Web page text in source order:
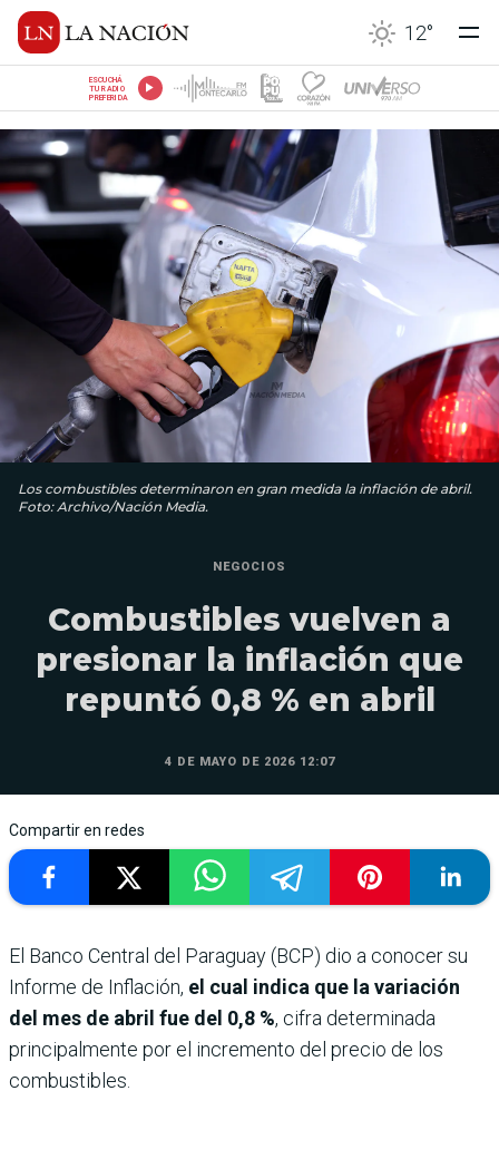
12°
ESCUCHÁ
TU RADIO
PREFERIDA
Los combustibles determinaron en gran medida la inflación de abril.
Foto: Archivo/Nación Media.
NEGOCIOS
Combustibles vuelven a
presionar la inflación que
repuntó 0,8 % en abril
4 DE MAYO DE 2026 12:07
Compartir en redes
El Banco Central del Paraguay (BCP) dio a conocer su
Informe de Inflación, el cual indica que la variación
del mes de abril fue del 0,8 %, cifra determinada
principalmente por el incremento del precio de los
combustibles.